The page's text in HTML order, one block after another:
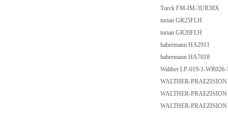
Turck FM-IM-3UR38X
turian GR25FLH
turian GR20FLH
habermann HA2911
habermann HA7018
Walther LP-019-1-
WALTHER-
WALTHER-
WALTHER-